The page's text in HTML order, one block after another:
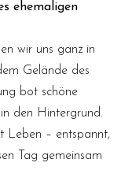
ehemaligen
wir uns ganz in
Gelände des
bot schöne
den Hintergrund.
Leben – entspannt,
Tag gemeinsam